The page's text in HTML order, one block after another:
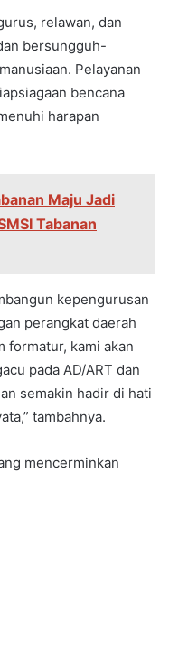
relawan, dan
bersungguh-
Pelayanan
bencana
harapan
Maju Jadi
Tabanan
kepengurusan
perangkat daerah
formatur, kami akan
pada AD/ART dan
semakin hadir di hati
tambahnya.
mencerminkan